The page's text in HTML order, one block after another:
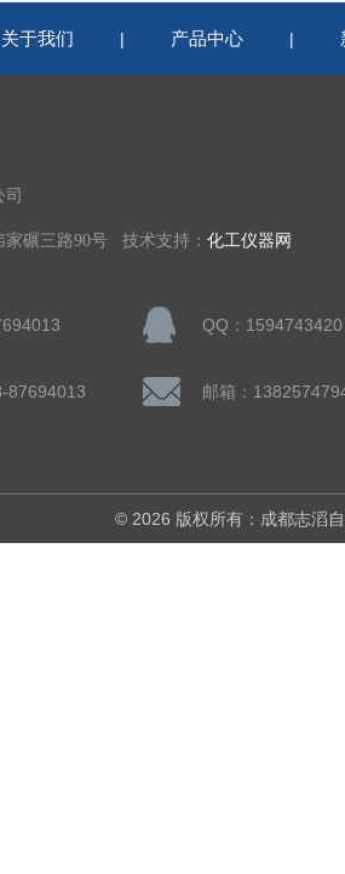
关于我们 | 产品中心 |
碾三路90号 技术支持： 化工仪器网
QQ：1594743420
87694013
© 2026 版权所有：成都志滔